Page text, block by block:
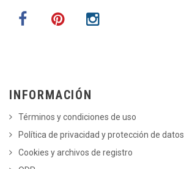
INFORMACIÓN
Términos y condiciones de uso
Política de privacidad y protección de datos
Cookies y archivos de registro